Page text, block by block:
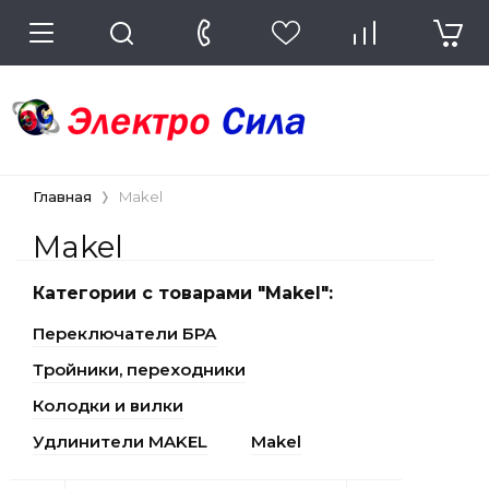
Главная Makel
Makel
Категории с товарами "Makel":
Переключатели БРА
Тройники, переходники
Колодки и вилки
Удлинители MAKEL
Makel